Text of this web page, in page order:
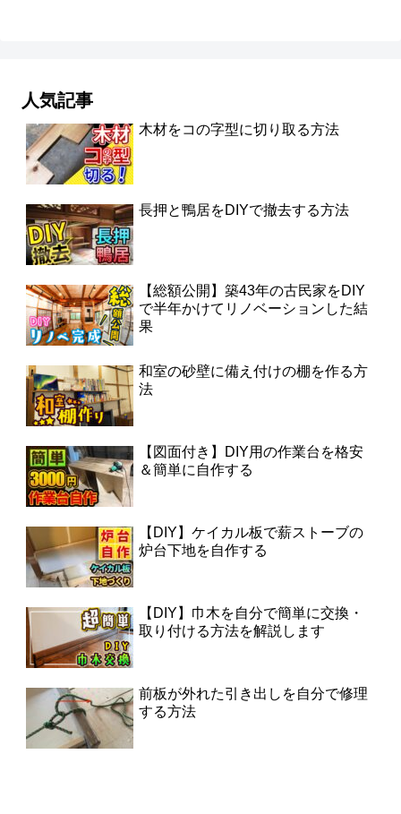
人気記事
木材をコの字型に切り取る方法
長押と鴨居をDIYで撤去する方法
【総額公開】築43年の古民家をDIY
で半年かけてリノベーションした結
果
和室の砂壁に備え付けの棚を作る方
法
【図面付き】DIY用の作業台を格安
＆簡単に自作する
【DIY】ケイカル板で薪ストーブの
炉台下地を自作する
【DIY】巾木を自分で簡単に交換・
取り付ける方法を解説します
前板が外れた引き出しを自分で修理
する方法